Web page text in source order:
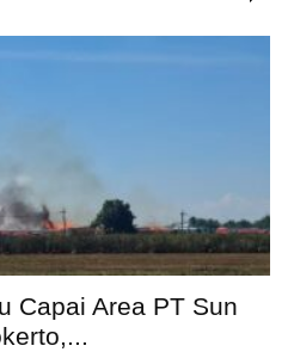
Capai Area PT Sun